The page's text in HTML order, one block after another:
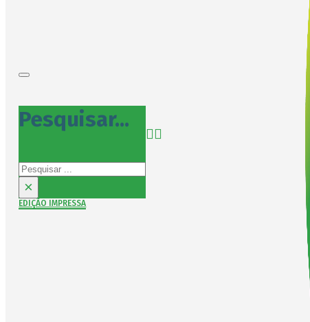
Pesquisar...
Pesquisar
×
EDIÇÃO IMPRESSA